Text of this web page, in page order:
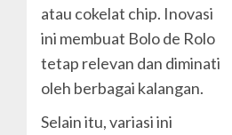
atau cokelat chip. Inovasi
ini membuat Bolo de Rolo
tetap relevan dan diminati
oleh berbagai kalangan.
Selain itu, variasi ini